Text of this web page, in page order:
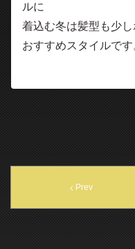
ルに
着込む冬は髪型も少
おすすめスタイルです
Prev